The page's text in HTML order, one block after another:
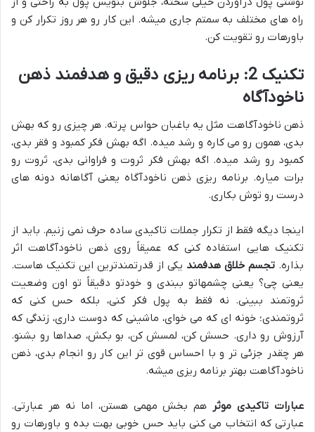
راه های مختلف به سمتم جاری میشه. این کار رو هر روز تکرار کن و
باورهات رو تقویت کن.
تکنیک 2: برنامه ریزی دقیق و هدفمند ذهن
ناخودآگاه
ذهن ناخودآگاهت مثل یه باغبان حواس پرته. هر چیزی رو که بهش
بدی، همون رو می کاره و رشد میده. اگه بهش فکر کمبود و فقر بدی،
کمبود رو رشد میده. اگه بهش فکر ثروت و فراوانی بدی، ثروت رو
برات میاره. برنامه ریزی ذهن ناخودآگاه یعنی آگاهانه دونه های
درست رو توش بکاری.
اینجا دیگه فقط از تکرار جملات تاکیدی ساده حرف نمی زنیم. باید از
تکنیک هایی استفاده کنی که عمیقاً روی ذهن ناخودآگاهت اثر
بذاره. تجسم خلاق هدفمند یکی از قدرتمندترین این تکنیک هاست.
یعنی چی؟ یعنی چشمهاتو ببندی و خودتو دقیقاً تو اون وضعیت
ثروتمند ببینی. نه فقط به پول فکر کنی، بلکه حس کنی که
ثروتمندی؛ خونه ای که می خوای، ماشینی که دوست داری، زندگی که
آرزوش رو داری. حسش کن، لمسش کن، بو بکش، صداها رو بشنو.
هر چقدر جزئی تر و با احساس قوی تر این کار رو انجام بدی، ذهن
ناخودآگاهت بهتر برنامه ریزی میشه.
عبارات تاکیدی موثر هم بخش مهمی هستن، اما نه هر عبارتی.
عبارتی که انتخاب می کنی باید حس خوبی بهت بده و باورهات رو